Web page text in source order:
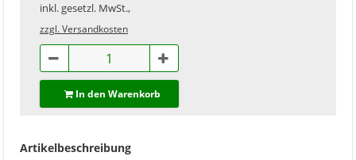
inkl. gesetzl. MwSt.,
zzgl. Versandkosten
In den Warenkorb
Artikelbeschreibung